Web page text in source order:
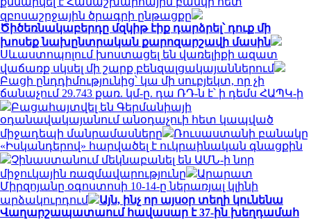
զբոսաշրջային ծրագրի ընթացքը
Ծիծեռնակաբերդը մզկիթ էիք դարձրել՝ դուք մի
խոսեք նախընտրական քարոզարշավի մասին
Սևաստոպոլում խոստացել են վառելիքի ազատ
վաճառք սկսել մի շարք բենզալցակայաններում
Բացի ընդդիմությունից՝ կա մի սուբյեկտ, որ չի
ճանաչում 29.743 քառ. կմ-ը. դա ՌԴ-ն է՝ ի դեմս ՀԱՊԿ-ի
Բացահայտվել են Գերմանիայի
օդանավակայանում անօդաչուի հետ կապված
միջադեպի մանրամասները
Ռուսաստանի բանակը
«Իսկանդերով» հարվածել է ուկրաինական գնացքին
Չինաստանում մեկնաբանել են ԱՄՆ-ի նոր
միջուկային ռազմավարությունը
Արարատ
Միրզոյանը օգոստոսի 10-14-ը ներառյալ կլինի
արձակուրդում
Այն, ինչ որ այսօր տեղի կունենա
Վաղարշապատաում հավասար է 37-ին խեղդամահ